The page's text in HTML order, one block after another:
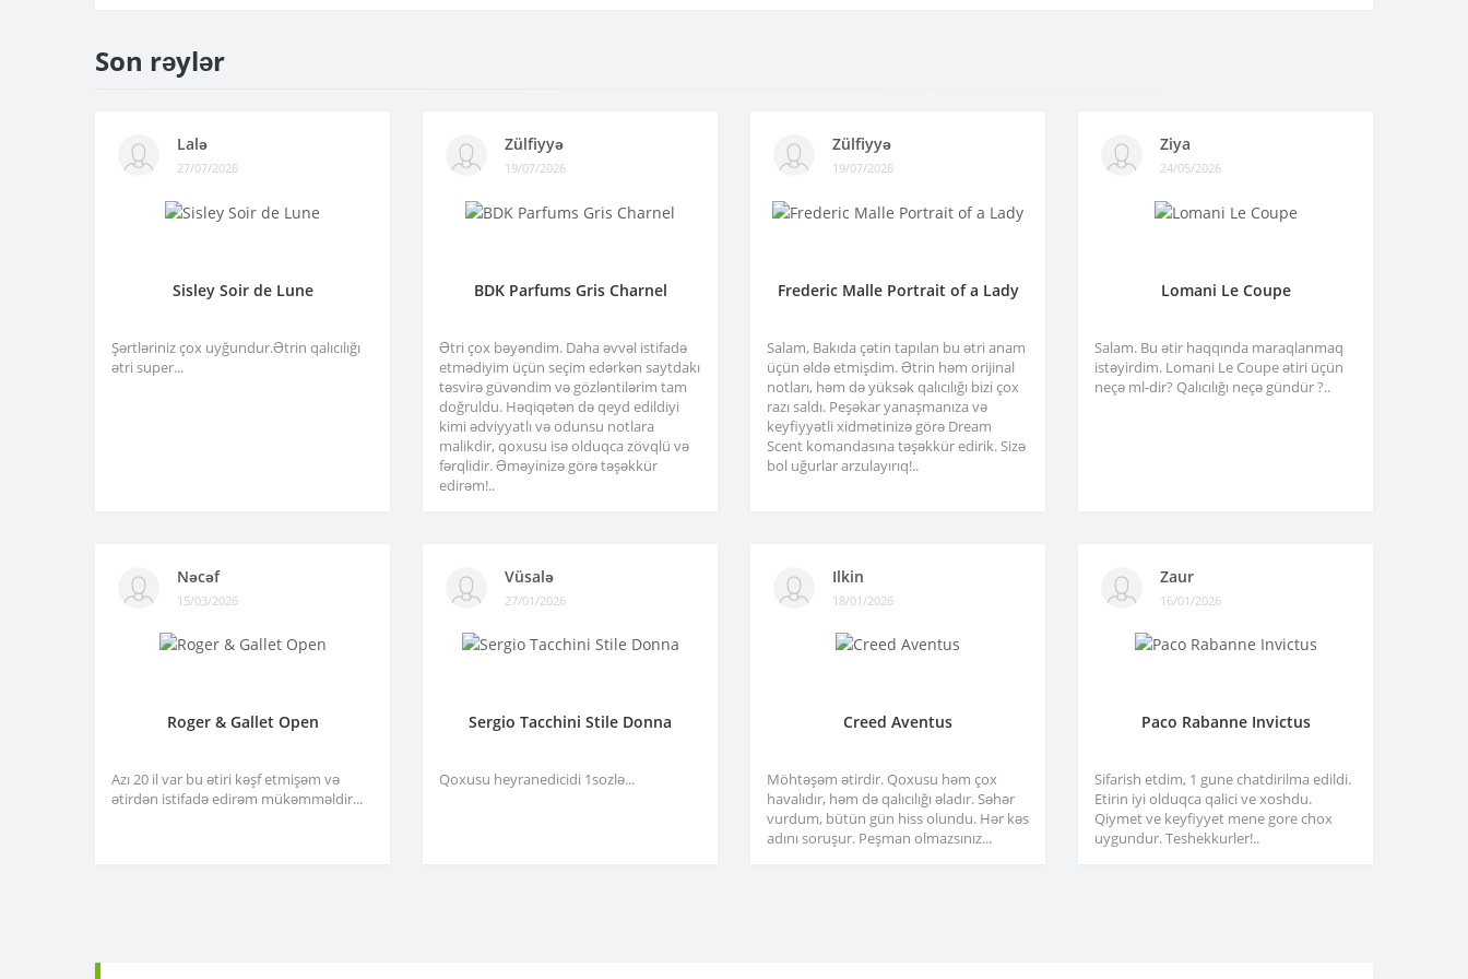
Son rəylər
Lalə
27/07/2026
Sisley Soir de Lune
Şərtləriniz çox uyğundur.Ətrin qalıcılığı
ətri super...
Zülfiyyə
19/07/2026
BDK Parfums Gris Charnel
Ətri çox bəyəndim. Daha əvvəl istifadə
etmədiyim üçün seçim edərkən saytdakı
təsvirə güvəndim və gözləntilərim tam
doğruldu. Həqiqətən də qeyd edildiyi
kimi ədviyyatlı və odunsu notlara
malikdir, qoxusu isə olduqca zövqlü və
fərqlidir. Əməyinizə görə təşəkkür
edirəm!..
Zülfiyyə
19/07/2026
Frederic Malle Portrait of a Lady
Salam, Bakıda çətin tapılan bu ətri anam
üçün əldə etmişdim. Ətrin həm orijinal
notları, həm də yüksək qalıcılığı bizi çox
razı saldı. Peşəkar yanaşmanıza və
keyfiyyətli xidmətinizə görə Dream
Scent komandasına təşəkkür edirik. Sizə
bol uğurlar arzulayırıq!..
Ziya
24/05/2026
Lomani Le Coupe
Salam. Bu ətir haqqında maraqlanmaq
istəyirdim. Lomani Le Coupe ətiri üçün
neçə ml-dir? Qalıcılığı neçə gündür ?..
Nəcəf
15/03/2026
Roger & Gallet Open
Azı 20 il var bu ətiri kəşf etmişəm və
ətirdən istifadə edirəm mükəmməldir...
Vüsalə
27/01/2026
Sergio Tacchini Stile Donna
Qoxusu heyranedicidi 1sozlə...
Ilkin
18/01/2026
Creed Aventus
Möhtəşəm ətirdir. Qoxusu həm çox
havalıdır, həm də qalıcılığı əladır. Səhər
vurdum, bütün gün hiss olundu. Hər kəs
adını soruşur. Peşman olmazsınız...
Zaur
16/01/2026
Paco Rabanne Invictus
Sifarish etdim, 1 gune chatdirilma edildi.
Etirin iyi olduqca qalici ve xoshdu.
Qiymet ve keyfiyyet mene gore chox
uygundur. Teshekkurler!..